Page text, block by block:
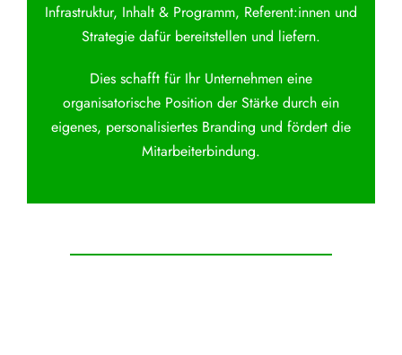
Infrastruktur, Inhalt & Programm, Referent:innen und
Strategie dafür bereitstellen und liefern.
Dies schafft für Ihr Unternehmen eine
organisatorische Position der Stärke durch ein
eigenes, personalisiertes Branding und fördert die
Mitarbeiterbindung.